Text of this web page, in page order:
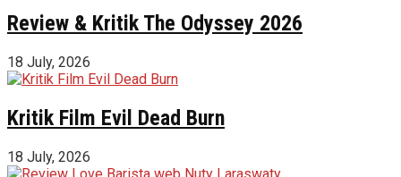
Review & Kritik The Odyssey 2026
18 July, 2026
Kritik Film Evil Dead Burn
18 July, 2026